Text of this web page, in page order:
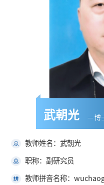
武朝光 — 博
教师姓名：武朝光
职称：副研究员
教师拼音名称：